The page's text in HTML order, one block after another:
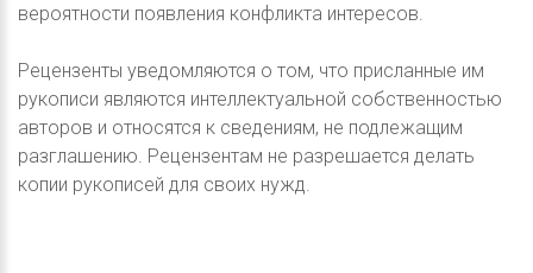
вероятности появления конфликта интересов.
Рецензенты уведомляются о том, что присланные им
рукописи являются интеллектуальной собственностью
авторов и относятся к сведениям, не подлежащим
разглашению. Рецензентам не разрешается делать
копии рукописей для своих нужд.